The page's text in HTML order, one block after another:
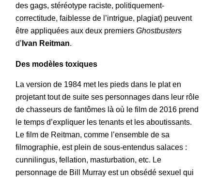
des gags, stéréotype raciste, politiquement-
correctitude, faiblesse de l’intrigue, plagiat) peuvent
être appliquées aux deux premiers Ghostbusters
d’ Ivan Reitman.
Des modèles toxiques
La version de 1984 met les pieds dans le plat en
projetant tout de suite ses personnages dans leur rôle
de chasseurs de fantômes là où le film de 2016 prend
le temps d’expliquer les tenants et les aboutissants.
Le film de Reitman, comme l’ensemble de sa
filmographie, est plein de sous-entendus salaces :
cunnilingus, fellation, masturbation, etc. Le
personnage de Bill Murray est un obsédé sexuel qui